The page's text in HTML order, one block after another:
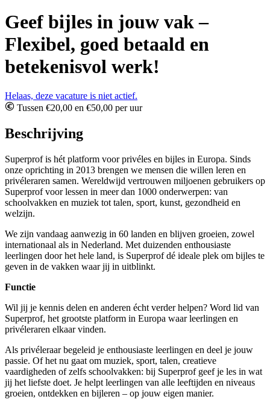
Geef bijles in jouw vak –
Flexibel, goed betaald en
betekenisvol werk!
Helaas, deze vacature is niet actief.
Tussen €20,00 en €50,00 per uur
Beschrijving
Superprof is hét platform voor privéles en bijles in Europa. Sinds
onze oprichting in 2013 brengen we mensen die willen leren en
privéleraren samen. Wereldwijd vertrouwen miljoenen gebruikers op
Superprof voor lessen in meer dan 1000 onderwerpen: van
schoolvakken en muziek tot talen, sport, kunst, gezondheid en
welzijn.
We zijn vandaag aanwezig in 60 landen en blijven groeien, zowel
internationaal als in Nederland. Met duizenden enthousiaste
leerlingen door het hele land, is Superprof dé ideale plek om bijles te
geven in de vakken waar jij in uitblinkt.
Functie
Wil jij je kennis delen en anderen écht verder helpen? Word lid van
Superprof, het grootste platform in Europa waar leerlingen en
privéleraren elkaar vinden.
Als privéleraar begeleid je enthousiaste leerlingen en deel je jouw
passie. Of het nu gaat om muziek, sport, talen, creatieve
vaardigheden of zelfs schoolvakken: bij Superprof geef je les in wat
jij het liefste doet. Je helpt leerlingen van alle leeftijden en niveaus
groeien, ontdekken en bijleren – op jouw eigen manier.